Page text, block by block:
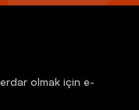
olmak için e-